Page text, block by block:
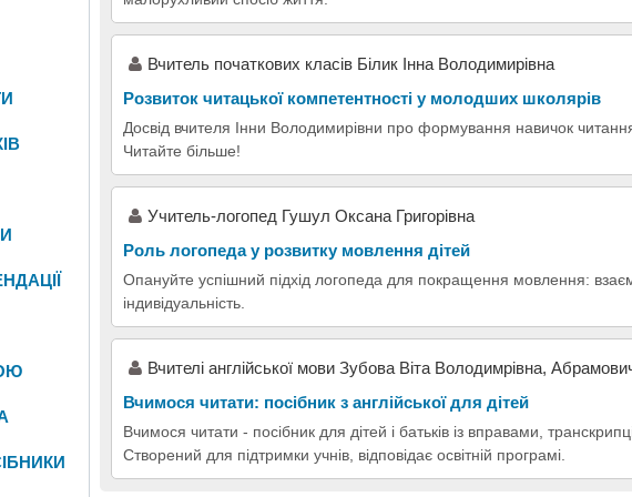
Вчитель початкових класів Білик Інна Володимирівна
Розвиток читацької компетентності у молодших школярів
Досвід вчителя Інни Володимирівни про формування навичок
Читайте більше!
Учитель-логопед Гушул Оксана Григорівна
Роль логопеда у розвитку мовлення дітей
Опануйте успішний підхід логопеда для покращення мовлення:
індивідуальність.
Вчителі англійської мови Зубова Віта Володимрівна,
Вчимося читати: посібник з англійської для дітей
Вчимося читати - посібник для дітей і батьків із вправами,
Створений для підтримки учнів, відповідає освітній програмі.